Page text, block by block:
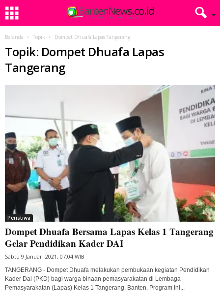
Beranda Topik Dompet Dhuafa Lapas Tangerang
Topik: Dompet Dhuafa Lapas
Tangerang
Peristiwa
Dompet Dhuafa Bersama Lapas Kelas 1 Tangerang
Gelar Pendidikan Kader DAI
Sabtu 9 Januari 2021, 07:04 WIB
TANGERANG - Dompet Dhuafa melakukan pembukaan kegiatan Pendidikan
Kader Dai (PKD) bagi warga binaan pemasyarakatan di Lembaga
Pemasyarakatan (Lapas) Kelas 1 Tangerang, Banten. Program ini...